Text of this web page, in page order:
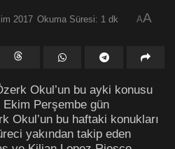
2017 Okuma Süresi: 1 dk AA
Okul’un bu ayki konusu
Ekim Perşembe gün
Okul’un bu haftaki konukları
yakından takip eden